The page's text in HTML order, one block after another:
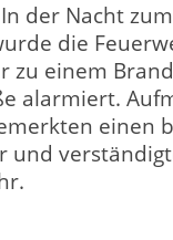
der Nacht
die
zu einem
alarmiert.
einen
und